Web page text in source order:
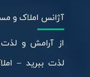
آژانس املاک و
از آرامش و لذت
لذت ببرید –